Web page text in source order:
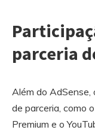
parceria
Além do AdSense,
de parceria, como
Premium e o